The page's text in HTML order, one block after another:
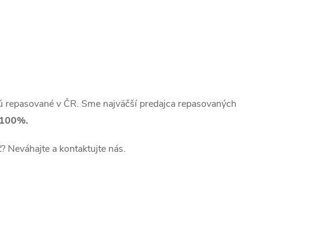
v ČR. Sme najväčší predajca repasovaných
100%.
Neváhajte a kontaktujte nás.